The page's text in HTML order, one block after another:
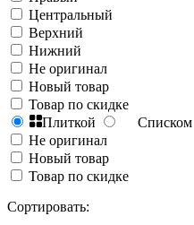
Центральный
Верхний
Нижний
Не оригинал
Новый товар
Товар по скидке
Плиткой
Списком
Не оригинал
Новый товар
Товар по скидке
Сортировать: